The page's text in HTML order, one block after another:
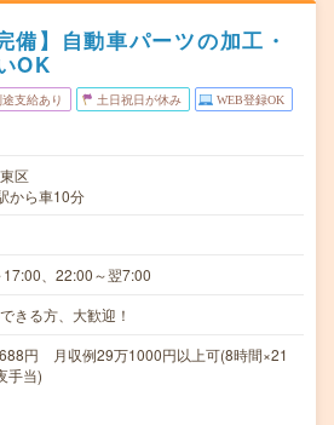
備】自動車パーツの加工・
OK
支給あり 土日祝日が休み WEB登録OK
区
から車10分
、22:00～翌7:00
きる方、大歓迎！
円 月収例29万1000円以上可(8時間×21
手当)